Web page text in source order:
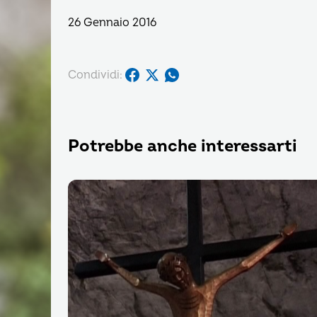
26 Gennaio 2016
Condividi:
Potrebbe anche interessarti